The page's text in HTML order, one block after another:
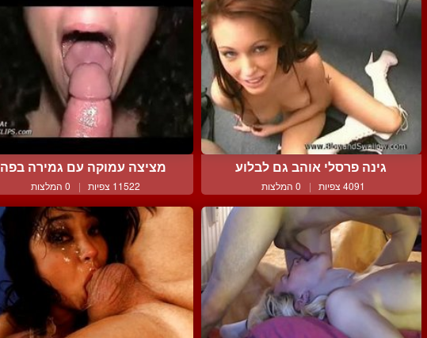
גינה פרסלי אוהב גם לבלוע
4091 צפיות | 0 המלצות
מציצה עמוקה עם גמירה בפה
11522 צפיות | 0 המלצות